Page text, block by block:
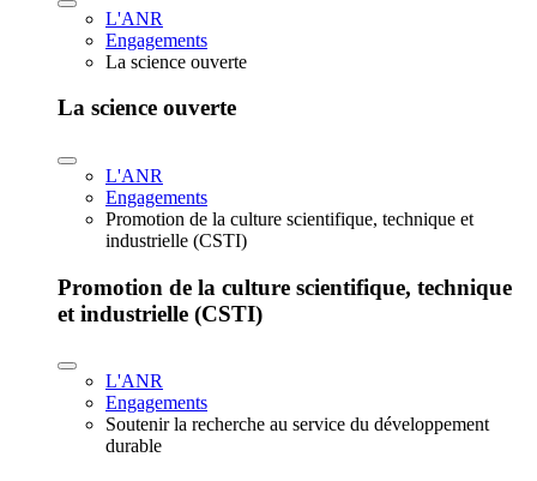
L'ANR
Engagements
La science ouverte
La science ouverte
L'ANR
Engagements
Promotion de la culture scientifique, technique et
industrielle (CSTI)
Promotion de la culture scientifique, technique
et industrielle (CSTI)
L'ANR
Engagements
Soutenir la recherche au service du développement
durable